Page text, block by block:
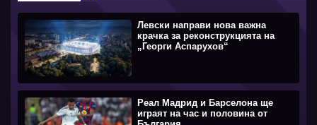
Левски направи нова важна
крачка за реконструкцията на
„Георги Аспарухов“
Реал Мадрид и Барселона ще
играят на час и половина от